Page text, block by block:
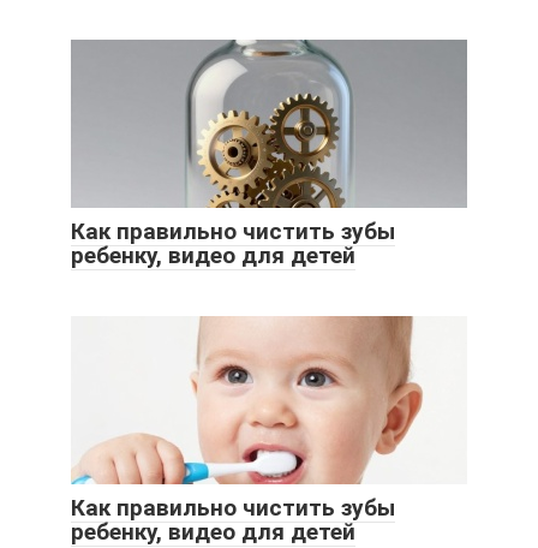
Как правильно чистить зубы
ребенку, видео для детей
Как правильно чистить зубы
ребенку, видео для детей